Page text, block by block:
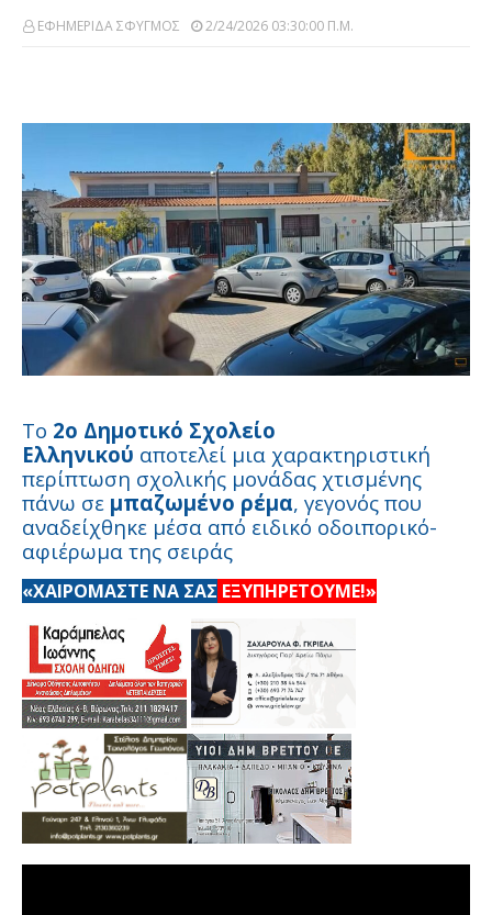
ΕΦΗΜΕΡΙΔΑ ΣΦΥΓΜΟΣ 2/24/2026 03:30:00 Π.μ.
Το 2ο Δημοτικό Σχολείο
Ελληνικού αποτελεί μια χαρακτηριστική
περίπτωση σχολικής μονάδας χτισμένης
πάνω σε μπαζωμένο ρέμα, γεγονός που
αναδείχθηκε μέσα από ειδικό οδοιπορικό-
αφιέρωμα της σειράς
«ΧΑΙΡΟΜΑΣΤΕ ΝΑ ΣΑΣ ΕΞΥΠΗΡΕΤΟΥΜΕ!»